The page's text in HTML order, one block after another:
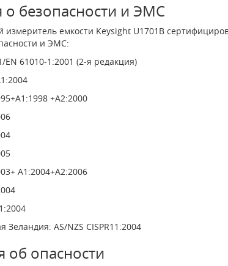
безопасности и ЭMC
измеритель емкости Keysight U1701B
и ЭМС:
EN 61010-1:2001 (2-я редакция)
+A2:2000
A1:2004+A2:2006
Зеландия: AS/NZS CISPR11:2004
об опасности